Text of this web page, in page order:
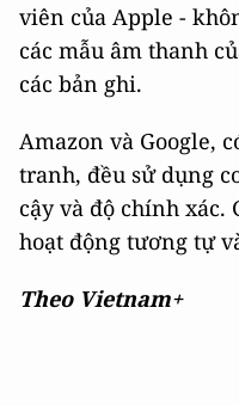
viên của Apple -
các mẫu âm thanh
các bản ghi.
Amazon và Google,
tranh, đều sử dụng
cậy và độ chính xác.
hoạt động tương tự
Theo Vietnam+